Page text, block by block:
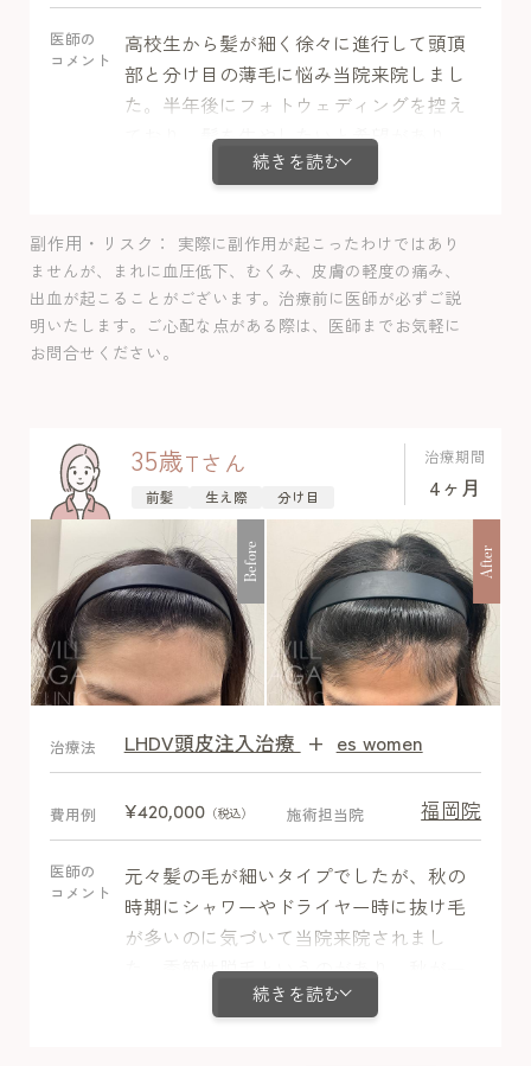
医師の
コメント
高校生から髪が細く徐々に進行して頭頂
部と分け目の薄毛に悩み当院来院しまし
た。半年後にフォトウェディングを控え
ており、髪を生やしたいと希望があり、
ミノキシジル内服＋栄養剤＋LHDV注射で
感も気にならなくなり、若いうちから治
療できたおかげで経過良好でした。経過
中副作用は認めませんでした。
続きを読む
副作用・リスク
実際に副作用が起こったわけではあり
ませんが、まれに血圧低下、むくみ、皮膚の軽度の痛み、
出血が起こることがございます。治療前に医師が必ずご説
明いたします。ご心配な点がある際は、医師までお気軽に
お問合せください。
35歳Tさん
前髪 生え際 分け目
治療期間
4ヶ月
Before After
After
治療法 LHDV頭皮注入治療 + es women
費用例 ¥420,000（税込） 施術担当院 福岡院
医師の
コメント
元々髪の毛が細いタイプでしたが、秋の
時期にシャワーやドライヤー時に抜け毛
が多いのに気づいて当院来院されまし
た。季節性脱毛というのがあり、秋が一
番抜け毛が多い時期ですが、この抜け毛
続きを読む